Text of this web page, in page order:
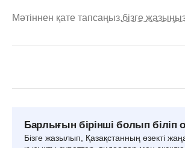
Мәтіннен қате тапсаңыз,бізге
Барлығын бірінші болып
Бізге жазылып, Қазақстанның өзекті